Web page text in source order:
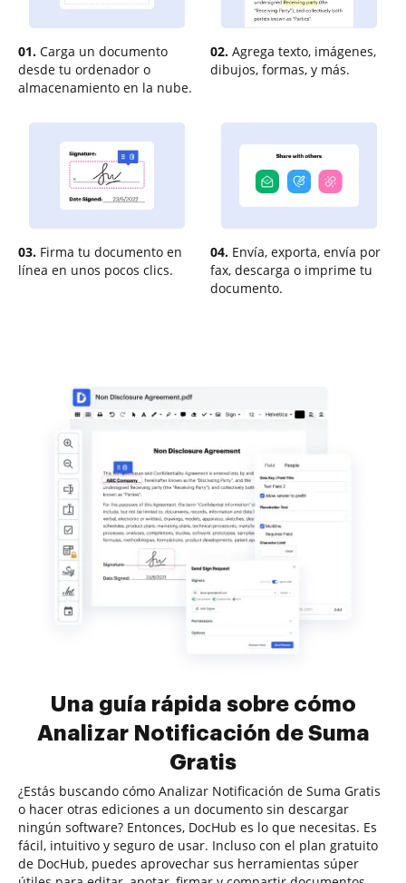
01. Carga un documento
desde tu ordenador o
almacenamiento en la nube.
02. Agrega texto, imágenes,
dibujos, formas, y más.
03. Firma tu documento en
línea en unos pocos clics.
04. Envía, exporta, envía por
fax, descarga o imprime tu
documento.
Una guía rápida sobre cómo
Analizar Notificación de Suma
Gratis
¿Estás buscando cómo Analizar Notificación de Suma Gratis
o hacer otras ediciones a un documento sin descargar
ningún software? Entonces, DocHub es lo que necesitas. Es
fácil, intuitivo y seguro de usar. Incluso con el plan gratuito
de DocHub, puedes aprovechar sus herramientas súper